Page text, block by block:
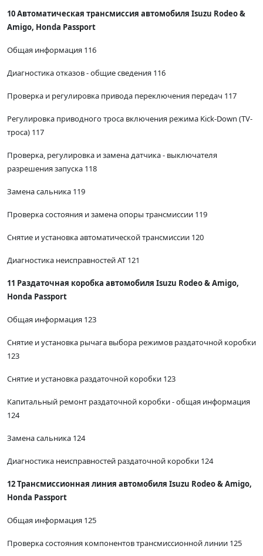
10 Автоматическая трансмиссия автомобиля Isuzu Rodeo &
Amigo, Honda Passport
Общая информация 116
Диагностика отказов - общие сведения 116
Проверка и регулировка привода переключения передач 117
Регулировка приводного троса включения режима Kick-Down (TV-
троса) 117
Проверка, регулировка и замена датчика - выключателя
разрешения запуска 118
Замена сальника 119
Проверка состояния и замена опоры трансмиссии 119
Снятие и установка автоматической трансмиссии 120
Диагностика неисправностей AT 121
11 Раздаточная коробка автомобиля Isuzu Rodeo & Amigo,
Honda Passport
Общая информация 123
Снятие и установка рычага выбора режимов раздаточной коробки
123
Снятие и установка раздаточной коробки 123
Капитальный ремонт раздаточной коробки - общая информация
124
Замена сальника 124
Диагностика неисправностей раздаточной коробки 124
12 Трансмиссионная линия автомобиля Isuzu Rodeo & Amigo,
Honda Passport
Общая информация 125
Проверка состояния компонентов трансмиссионной линии 125